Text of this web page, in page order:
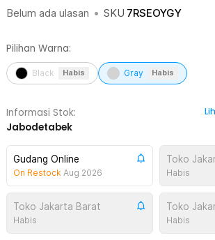
Belum ada ulasan • SKU 7RSEOYGY
Pilihan Warna:
Black Habis Gray Habis
Informasi Stok:
Jabodetabek
Gudang Online
On Restock Aug 2026
Toko
Habis
Toko Jakarta Barat
Habis
Toko
Habis